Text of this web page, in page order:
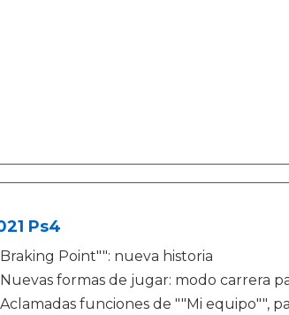
Ps4
Braking Point"": nueva historia
Nuevas formas de jugar: modo carrera
Aclamadas funciones de ""Mi equipo"",